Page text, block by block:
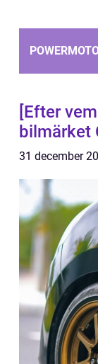
[Efter
bilmärket
31 december